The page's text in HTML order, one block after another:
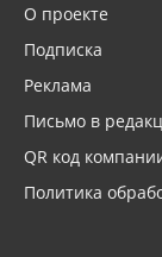
О проекте
Подписка
Реклама
Письмо в
QR код
Политика